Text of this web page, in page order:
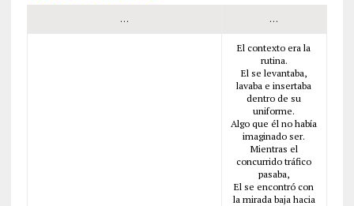
… …
El contexto era la
rutina.
El se levantaba,
lavaba e insertaba
dentro de su
uniforme.
Algo que él no había
imaginado ser.
Mientras el
concurrido tráfico
pasaba,
El se encontró con
la mirada baja hacia